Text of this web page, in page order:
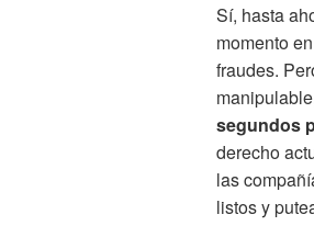
Sí, hasta
momento
fraudes.
segundos
derecho
las
listos y